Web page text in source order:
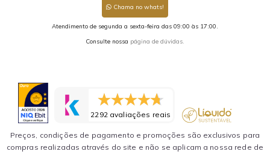
Chama no whats!
Atendimento de segunda a sexta-feira das 09:00 às 17:00.
Consulte nossa página de dúvidas.
2292 avaliações reais
Preços, condições de pagamento e promoções são exclusivos para
compras realizadas através do site e não se aplicam a nossa rede de